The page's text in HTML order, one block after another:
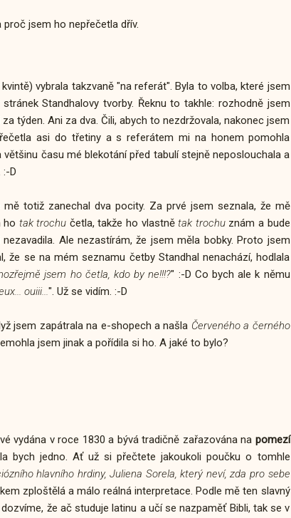
jsem ho nepřečetla dřív.
vybrala takzvaně "na referát". Byla to volba, které jsem
Standhalovy tvorby. Řeknu to takhle: rozhodně jsem
týden. Ani za dva. Čili, abych to nezdržovala, nakonec jsem
asi do třetiny a s referátem mi na honem pomohla
času mé blekotání před tabulí stejně neposlouchala a
D
totiž zanechal dva pocity. Za prvé jsem seznala, že mě
ho tak trochu četla, takže ho vlastnětak trochuznám a bude
Ale nezastírám, že jsem měla bobky. Proto jsem
že se na mém seznamu četby Standhal nenachází, hodlala
jsem ho četla, kdo by ne!!!?" :-D Co bych ale k němu
ouiii...". Už se vidím. :-D
jsem zapátrala na e-shopech a našla Červeného a černého
jsem jinak a pořídila si ho. A jaké to bylo?
vydána v roce 1830 a bývá tradičně zařazována na pomezí
bych jedno. Ať už si přečtete jakoukoli poučku o tomhle
hlavního hrdiny, Juliena Sorela, který neví, zda pro sebe
zploštělá a málo reálná interpretace. Podle mě ten slavný
že ač studuje latinu a učí se nazpaměť Bibli, tak se v